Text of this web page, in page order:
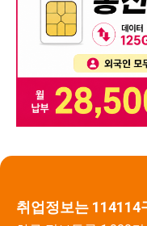
취업정보는 114114